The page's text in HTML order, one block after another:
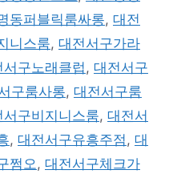
동퍼블릭룸싸롱, 대전
니스룸, 대전서구가라
서구노래클럽, 대전서구
구룸사롱, 대전서구룸
서구비지니스룸, 대전서
, 대전서구유흥주점, 대
쩜오, 대전서구체크가